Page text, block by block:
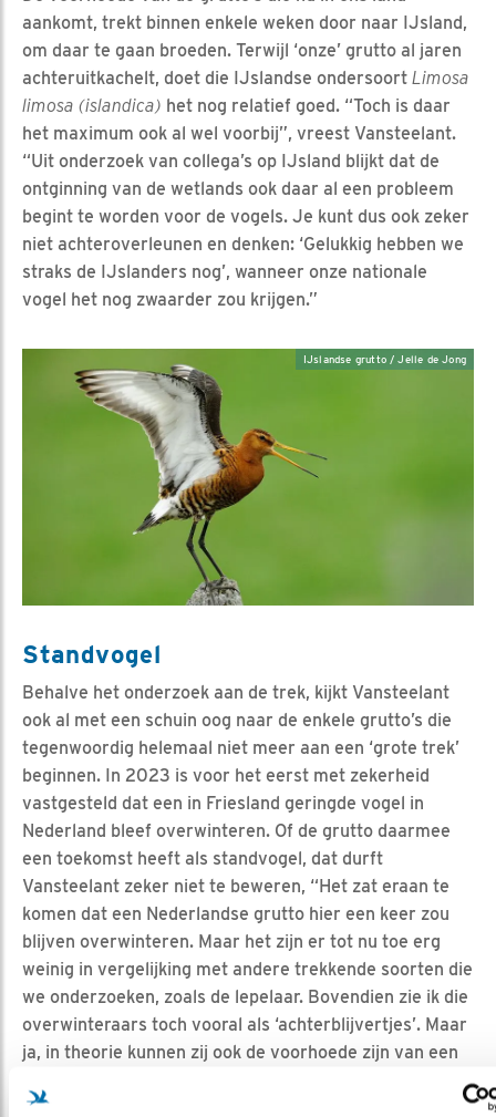
aankomt, trekt binnen enkele weken door naar IJsland,
om daar te gaan broeden. Terwijl ‘onze’ grutto al jaren
achteruitkachelt, doet die IJslandse ondersoort Limosa
limosa (islandica) het nog relatief goed. “Toch is daar
het maximum ook al wel voorbij”, vreest Vansteelant.
“Uit onderzoek van collega’s op IJsland blijkt dat de
ontginning van de wetlands ook daar al een probleem
begint te worden voor de vogels. Je kunt dus ook zeker
niet achteroverleunen en denken: ‘Gelukkig hebben we
straks de IJslanders nog’, wanneer onze nationale
vogel het nog zwaarder zou krijgen.”
IJslandse grutto / Jelle de Jong
Standvogel
Behalve het onderzoek aan de trek, kijkt Vansteelant
ook al met een schuin oog naar de enkele grutto’s die
tegenwoordig helemaal niet meer aan een ‘grote trek’
beginnen. In 2023 is voor het eerst met zekerheid
vastgesteld dat een in Friesland geringde vogel in
Nederland bleef overwinteren. Of de grutto daarmee
een toekomst heeft als standvogel, dat durft
Vansteelant zeker niet te beweren, “Het zat eraan te
komen dat een Nederlandse grutto hier een keer zou
blijven overwinteren. Maar het zijn er tot nu toe erg
weinig in vergelijking met andere trekkende soorten die
we onderzoeken, zoals de lepelaar. Bovendien zie ik die
overwinteraars toch vooral als ‘achterblijvertjes’. Maar
ja, in theorie kunnen zij ook de voorhoede zijn van een